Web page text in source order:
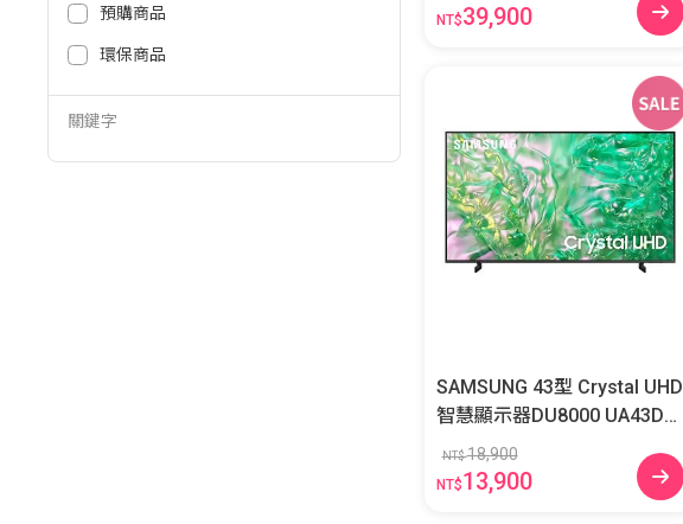
預購商品
環保商品
關鍵字
NT$39,900
SAMSUNG 43型 Crystal UHD
智慧顯示器DU8000 UA43DU
8000XXZW
NT$18,900
NT$13,900